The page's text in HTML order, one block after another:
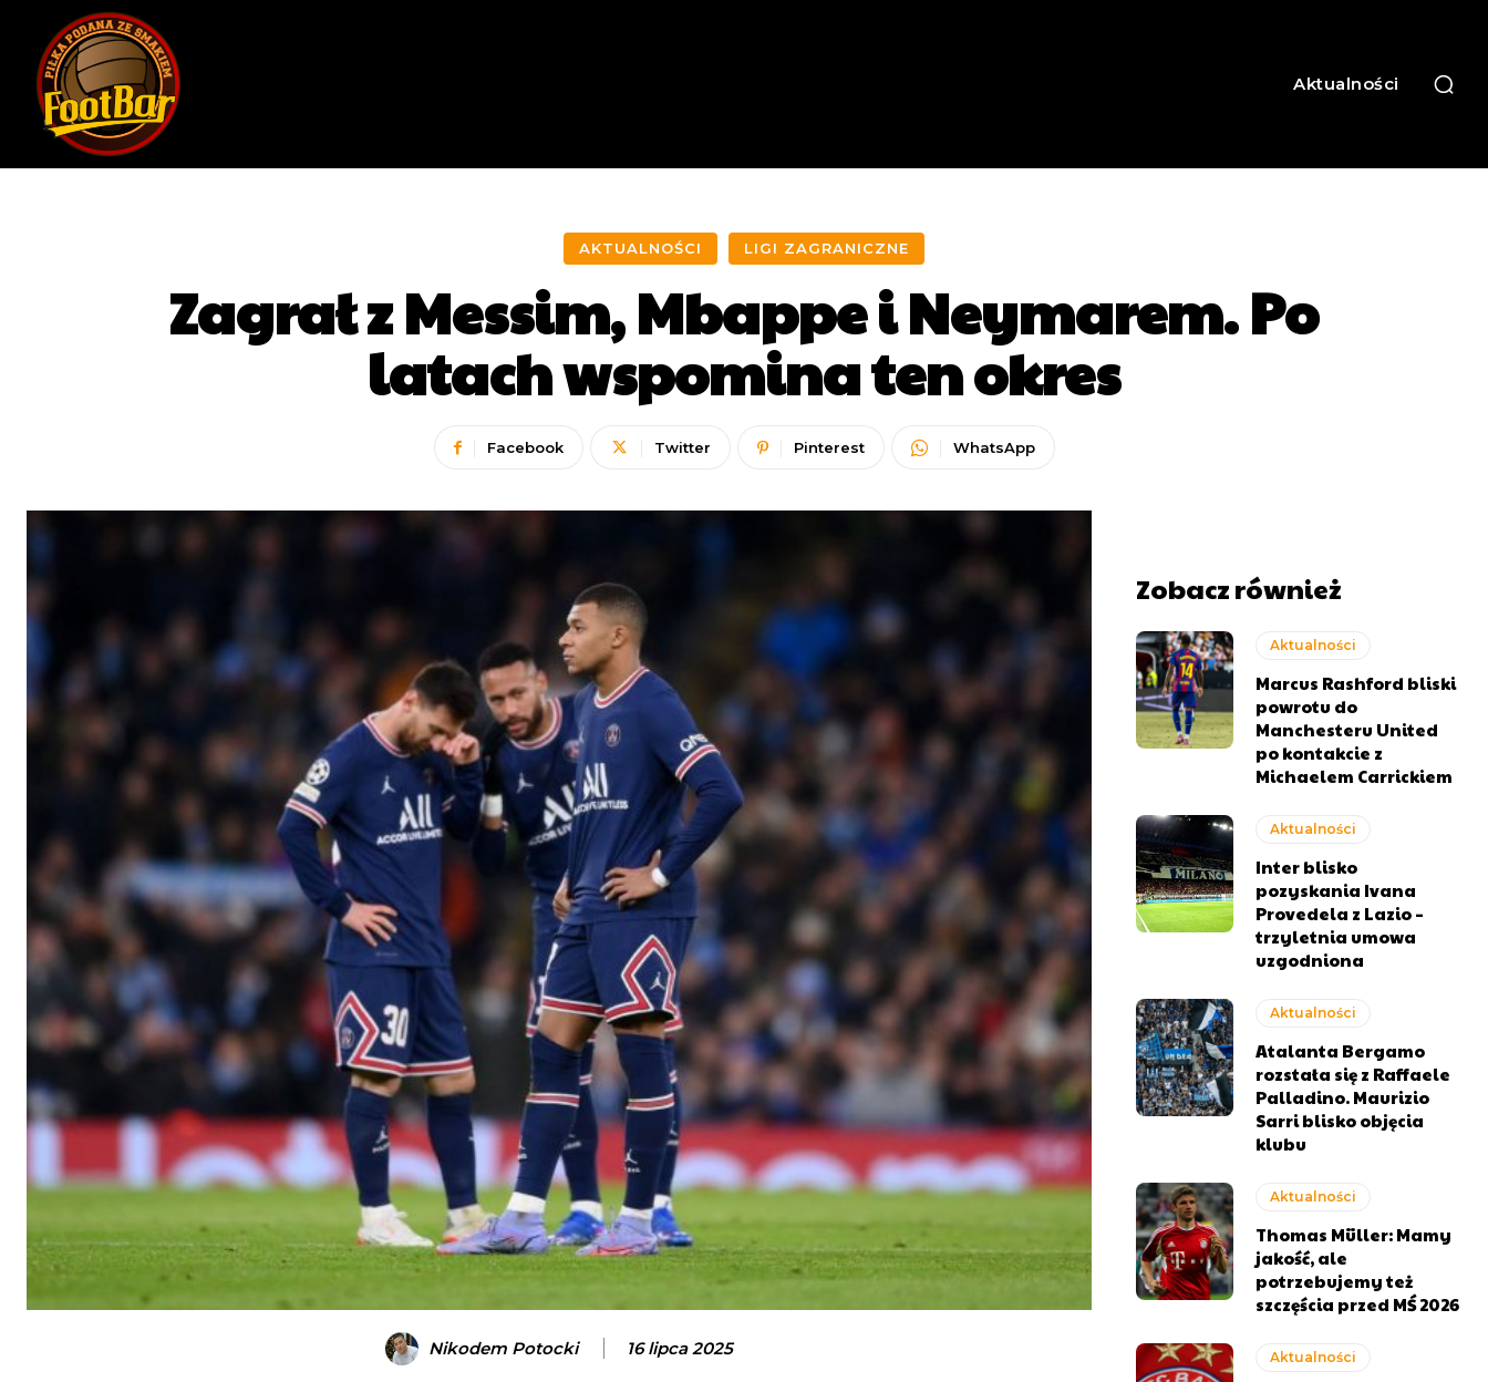
Aktualności
AKTUALNOŚCI LIGI ZAGRANICZNE
Zagrał z Messim, Mbappe i Neymarem. Po
latach wspomina ten okres
Facebook Twitter Pinterest WhatsApp
Nikodem Potocki 16 lipca 2025
Zobacz również
Aktualności
Marcus Rashford bliski
powrotu do
Manchesteru United
po kontakcie z
Michaelem Carrickiem
Aktualności
Inter blisko
pozyskania Ivana
Provedela z Lazio –
trzyletnia umowa
uzgodniona
Aktualności
Atalanta Bergamo
rozstała się z Raffaele
Palladino. Maurizio
Sarri blisko objęcia
klubu
Aktualności
Thomas Müller: Mamy
jakość, ale
potrzebujemy też
szczęścia przed MŚ 2026
Aktualności